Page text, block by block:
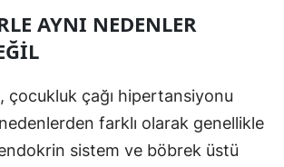
AYNI NEDENLER
çocukluk çağı hipertansiyonu
farklı olarak genellikle
sistem ve böbrek üstü